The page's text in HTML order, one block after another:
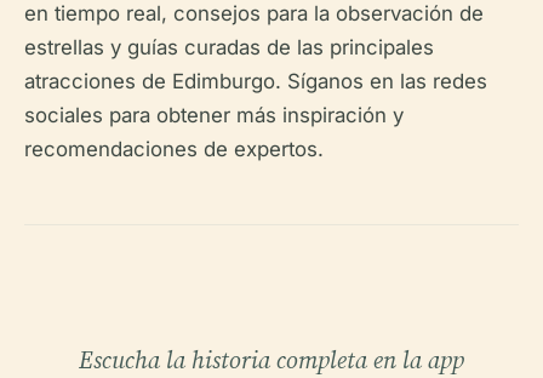
en tiempo real, consejos para la observación de
estrellas y guías curadas de las principales
atracciones de Edimburgo. Síganos en las redes
sociales para obtener más inspiración y
recomendaciones de expertos.
Escucha la historia completa en la app